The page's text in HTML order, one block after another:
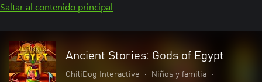
Saltar al contenido principal
Ancient Stories: Gods of Egypt
ChiliDog Interactive • Niños y familia
•